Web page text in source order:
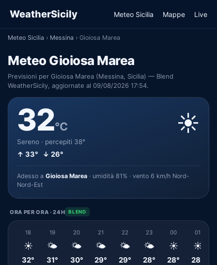
WeatherSicily Meteo Sicilia Mappe Live
Meteo Sicilia › Messina › Gioiosa Marea
Meteo Gioiosa Marea
Previsioni per Gioiosa Marea (Messina, Sicilia) — Blend
WeatherSicily, aggiornate al 09/08/2026 17:54.
32°C
Sereno · percepiti 38°
↑ 33° ↓ 26°
☀️
Adesso a Gioiosa Marea · umidità 81% · vento 6 km/h Nord-
Nord-Est
ORA PER ORA · 24H BLEND
18
☀️
32°
19
🌤️
31°
20
🌤️
30°
21
🌤️
29°
22
🌤️
29°
23
🌤️
28°
00
☀️
28°
01
☀️
28°